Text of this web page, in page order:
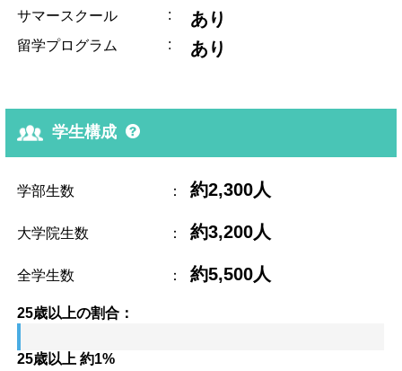
サマースクール : あり
留学プログラム : あり
学生構成
学部生数 ： 約2,300人
大学院生数 ： 約3,200人
全学生数 ： 約5,500人
25歳以上の割合：
25歳以上 約1%